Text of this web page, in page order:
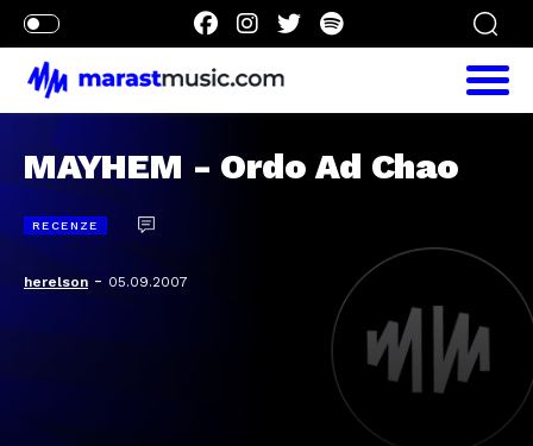
MAYHEM - Ordo Ad Chao
RECENZE
herelson - 05.09.2007